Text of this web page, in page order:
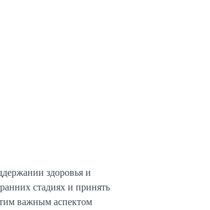
здоровья и
стадиях и принять
важным аспектом